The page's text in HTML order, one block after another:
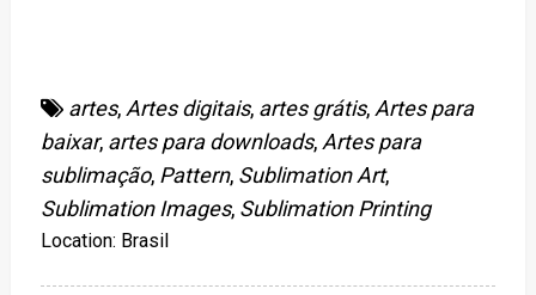
artes, Artes digitais, artes grátis, Artes para
baixar, artes para downloads, Artes para
sublimação, Pattern, Sublimation Art,
Sublimation Images, Sublimation Printing
Location: Brasil